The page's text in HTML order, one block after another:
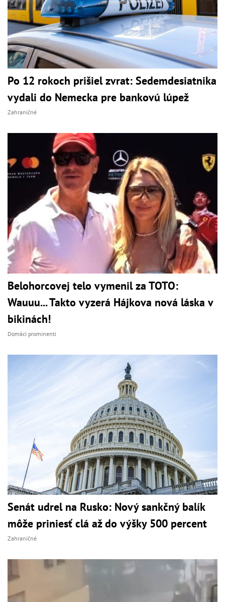
Po 12 rokoch prišiel zvrat: Sedemdesiatnika
vydali do Nemecka pre bankovú lúpež
Zahraničné
Belohorcovej telo vymenil za TOTO:
Wauuu... Takto vyzerá Hájkova nová láska v
bikinách!
Domáci prominenti
Senát udrel na Rusko: Nový sankčný balík
môže priniesť clá až do výšky 500 percent
Zahraničné